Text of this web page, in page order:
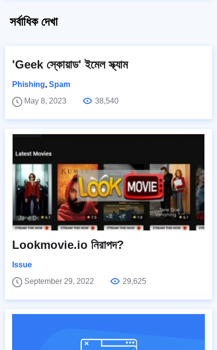
সর্বাধিক দেখা
'Geek স্কোয়াড' ইমেল স্ক্যাম
Phishing, Spam
May 8, 2023
38,540
Lookmovie.io নিরাপদ?
Issue
September 29, 2022
29,625